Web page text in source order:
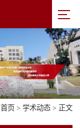
首页 > 学术动态 > 正文